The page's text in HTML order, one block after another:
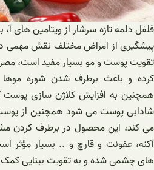
فلفل دلمه تازه سرشار از ویتامین های
پیشگیری از امراض مختلف نقش مهمی
تقویت پوست و مو بسیار مفید است،
کرده و باعث برطرف شدن شوره
همچنین به افزایش کلاژن سازی
شادابی پوست می شود همچنین از
می کند، این محصول در برطرف کردن
آکنه، عفونت و قارچ و .. بسیار مؤثر
های چشمی شده و به تقویت بینایی